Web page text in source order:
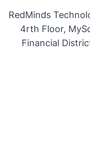
RedMinds
4rth Floor,
Financial